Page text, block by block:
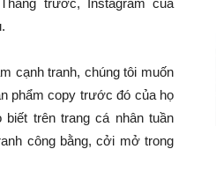
trước, Instagram của
cạnh tranh, chúng tôi muốn
phẩm copy trước đó của họ
trên trang cá nhân tuần
công bằng, cởi mở trong